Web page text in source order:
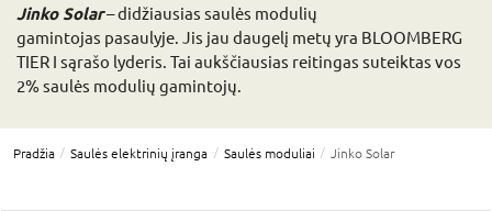
Jinko Solar– didžiausias saulės modulių
gamintojas pasaulyje. Jis jau daugelį metų yra BLOOMBERG
TIER I sąrašo lyderis. Tai aukščiausias reitingas suteiktas vos
2% saulės modulių gamintojų.
Pradžia / Saulės elektrinių įranga / Saulės moduliai / Jinko Solar